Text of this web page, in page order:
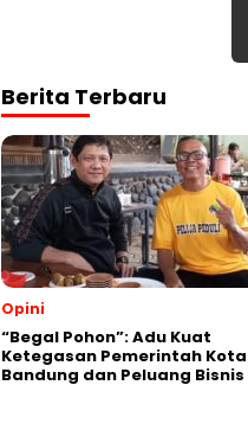
Berita Terbaru
Opini
“Begal Pohon”: Adu Kuat
Ketegasan Pemerintah Kota
Bandung dan Peluang Bisnis